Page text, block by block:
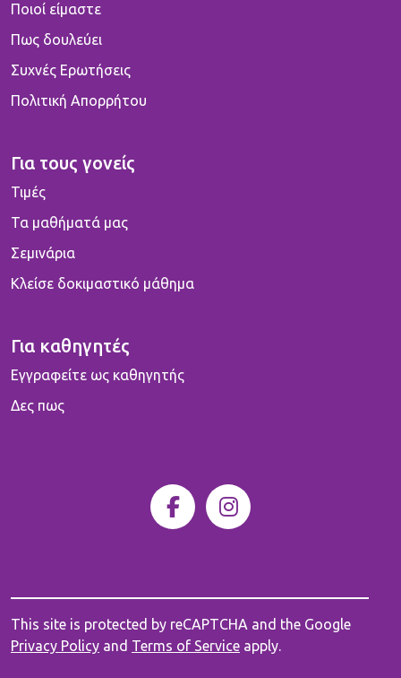
Ποιοί είμαστε
Πως δουλεύει
Συχνές Ερωτήσεις
Πολιτική Απορρήτου
Για τους γονείς
Τιμές
Τα μαθήματά μας
Σεμινάρια
Κλείσε δοκιμαστικό μάθημα
Για καθηγητές
Εγγραφείτε ως καθηγητής
Δες πως
This site is protected by reCAPTCHA and the Google
Privacy Policy and Terms of Service apply.